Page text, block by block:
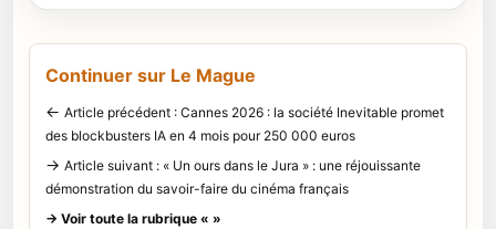
Continuer sur Le Mague
← Article précédent : Cannes 2026 : la société Inevitable promet
des blockbusters IA en 4 mois pour 250 000 euros
→ Article suivant : « Un ours dans le Jura » : une réjouissante
démonstration du savoir-faire du cinéma français
→ Voir toute la rubrique « »